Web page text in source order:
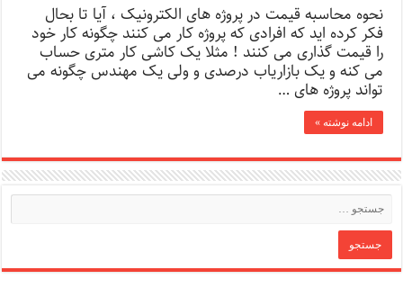
نحوه محاسبه قیمت در پروژه های الکترونیک ، آیا تا بحال
فکر کرده اید که افرادی که پروژه کار می کنند چگونه کار خود
را قیمت گذاری می کنند ! مثلا یک کاشی کار متری حساب
می کنه و یک بازاریاب درصدی و ولی یک مهندس چگونه می
تواند پروژه های …
ادامه نوشته »